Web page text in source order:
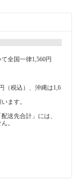
全国一律1,560円
（税込）、沖縄は1,6
ます。
送先合計」には、
。